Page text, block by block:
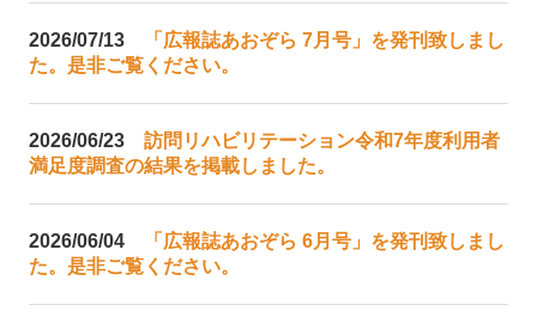
2026/07/13
「広報誌あおぞら 7月号」を発刊致しまし
た。是非ご覧ください。
2026/06/23訪問リハビリテーション令和7年度利用者
満足度調査の結果を掲載しました。
2026/06/04
「広報誌あおぞら 6月号」を発刊致しまし
た。是非ご覧ください。